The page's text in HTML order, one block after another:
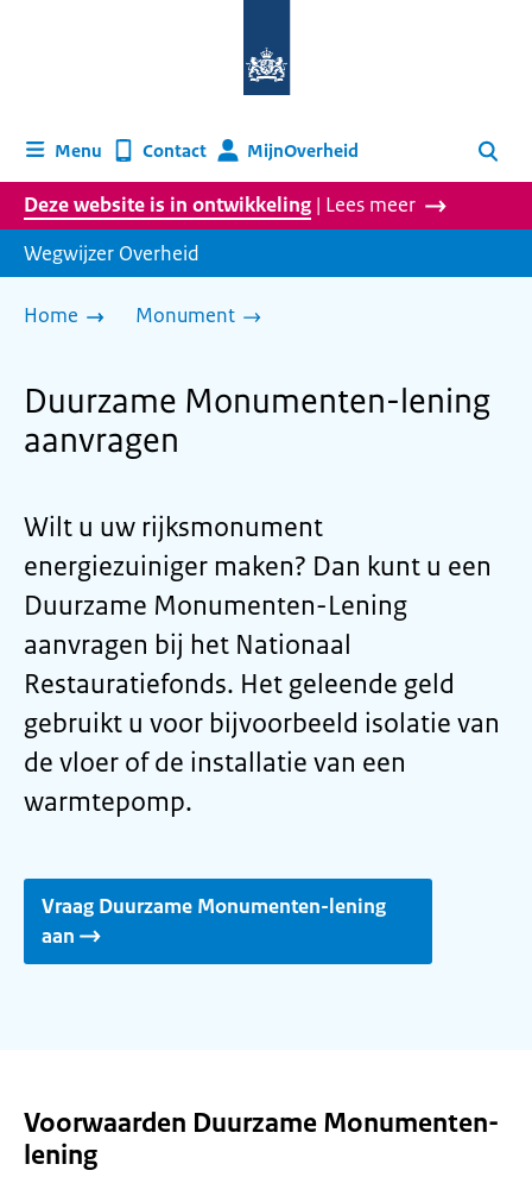
homepage
Menu Contact MijnOverheid Zoeken
Deze website is in ontwikkeling | Lees meer
Wegwijzer Overheid
Home Monument
Duurzame Monumenten-lening
aanvragen
Wilt u uw rijksmonument
energiezuiniger maken? Dan kunt u een
Duurzame Monumenten-Lening
aanvragen bij het Nationaal
Restauratiefonds. Het geleende geld
gebruikt u voor bijvoorbeeld isolatie van
de vloer of de installatie van een
warmtepomp.
Vraag Duurzame Monumenten-lening
aan
Voorwaarden Duurzame Monumenten-
lening